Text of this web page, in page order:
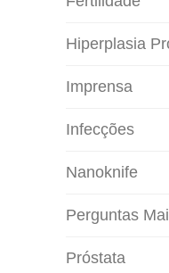
Hiperplasia
Imprensa
Infecções
Nanoknife
Perguntas
Próstata